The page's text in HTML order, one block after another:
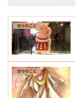
日々のこと
日々のこと